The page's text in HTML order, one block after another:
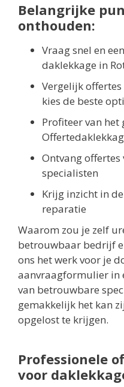
Belangrijke
onthouden:
Vraag snel en
daklekkage in
Vergelijk
kies de beste
Profiteer van het
Ontvang offertes
specialisten
Krijg inzicht in
reparatie
Waarom zou je zelf
betrouwbaar bedrijf
ons het werk voor je
aanvraagformulier in
van betrouwbare
gemakkelijk het kan
opgelost te krijgen.
Professionele
voor